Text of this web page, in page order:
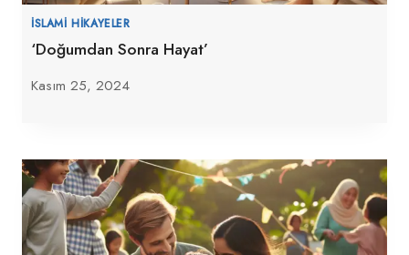
İSLAMI HIKAYELER
‘Doğumdan Sonra Hayat’
Kasım 25, 2024